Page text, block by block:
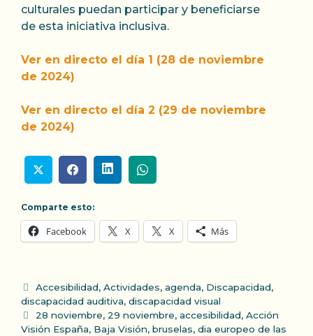
culturales puedan participar y beneficiarse
de esta iniciativa inclusiva.
Ver en directo el día 1 (28 de noviembre
de 2024)
Ver en directo el día 2 (29 de noviembre
de 2024)
Comparte esto:
Facebook X X Más
Categorías
Accesibilidad,Actividades,agenda, Discapacidad,
discapacidad auditiva, discapacidad visual
Etiquetas
28 noviembre, 29 noviembre,accesibilidad,Acción
Visión España, Baja Visión, bruselas, dia europeo de las